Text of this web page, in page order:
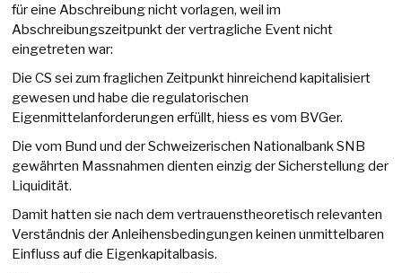
für eine Abschreibung nicht vorlagen, weil im
Abschreibungszeitpunkt der vertragliche Event nicht
eingetreten war:
Die CS sei zum fraglichen Zeitpunkt hinreichend kapitalisiert
gewesen und habe die regulatorischen
Eigenmittelanforderungen erfüllt, hiess es vom BVGer.
Die vom Bund und der Schweizerischen Nationalbank SNB
gewährten Massnahmen dienten einzig der Sicherstellung der
Liquidität.
Damit hatten sie nach dem vertrauenstheoretisch relevanten
Verständnis der Anleihensbedingungen keinen unmittelbaren
Einfluss auf die Eigenkapitalbasis.